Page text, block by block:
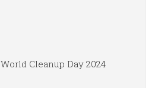
World Cleanup Day 2024